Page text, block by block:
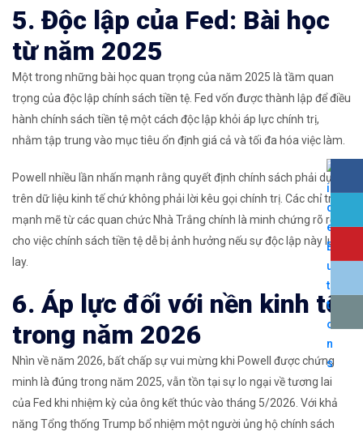
5. Độc lập của Fed: Bài học
từ năm 2025
Một trong những bài học quan trọng của năm 2025 là tầm quan
trọng của độc lập chính sách tiền tệ. Fed vốn được thành lập để điều
hành chính sách tiền tệ một cách độc lập khỏi áp lực chính trị,
nhằm tập trung vào mục tiêu ổn định giá cả và tối đa hóa việc làm.
Powell nhiều lần nhấn mạnh rằng quyết định chính sách phải dựa
trên dữ liệu kinh tế chứ không phải lời kêu gọi chính trị. Các chỉ trích
mạnh mẽ từ các quan chức Nhà Trắng chính là minh chứng rõ rệt
cho việc chính sách tiền tệ dễ bị ảnh hưởng nếu sự độc lập này lung
lay.
6. Áp lực đối với nền kinh tế
trong năm 2026
Nhìn về năm 2026, bất chấp sự vui mừng khi Powell được chứng
minh là đúng trong năm 2025, vẫn tồn tại sự lo ngại về tương lai
của Fed khi nhiệm kỳ của ông kết thúc vào tháng 5/2026. Với khả
năng Tổng thống Trump bổ nhiệm một người ủng hộ chính sách